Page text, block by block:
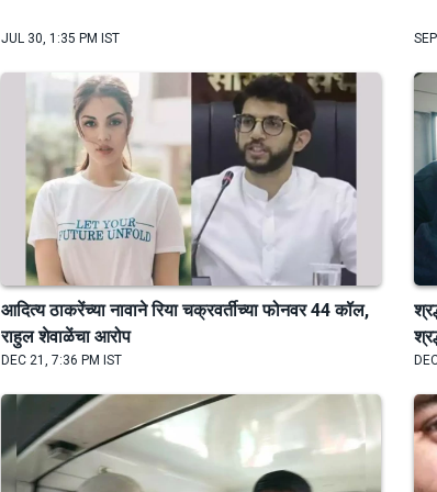
JUL 30, 1:35 PM IST
आदित्य ठाकरेंच्या नावाने रिया चक्रवर्तीच्या फोनवर 44 कॉल,
राहुल शेवाळेंचा आरोप
DEC 21, 7:36 PM IST